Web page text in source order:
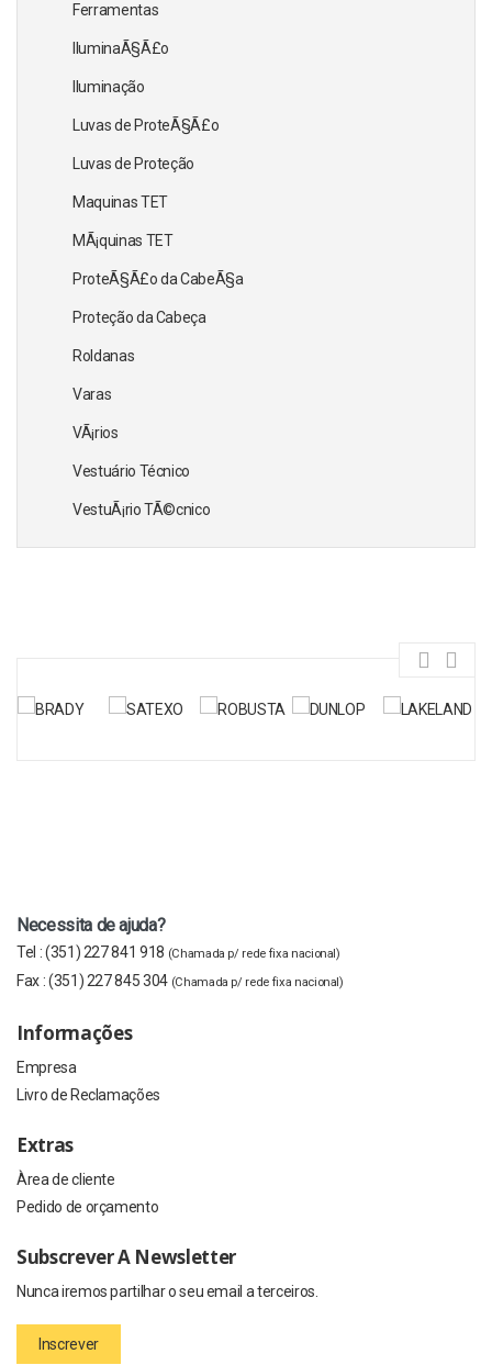
Ferramentas
IluminaÃ§Ã£o
Iluminação
Luvas de ProteÃ§Ã£o
Luvas de Proteção
Maquinas TET
MÃ¡quinas TET
ProteÃ§Ã£o da CabeÃ§a
Proteção da Cabeça
Roldanas
Varas
VÃ¡rios
Vestuário Técnico
VestuÃ¡rio TÃ©cnico
Necessita de ajuda?
Tel :(351) 227 841 918 (Chamada p/ rede fixa nacional)
Fax :(351) 227 845 304 (Chamada p/ rede fixa nacional)
Informações
Empresa
Livro de Reclamações
Extras
Àrea de cliente
Pedido de orçamento
Subscrever A Newsletter
Nunca iremos partilhar o seu email a terceiros.
Inscrever